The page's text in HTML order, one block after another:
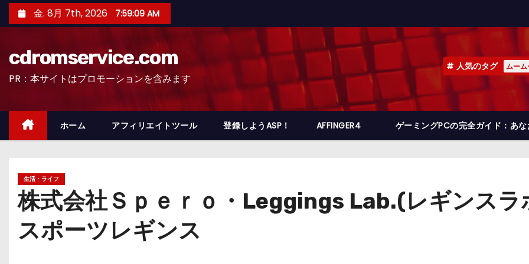
ン
ッ
金. 8月 7th, 2026 7:59:10 AM
cdromservice.com
PR：本サイトはプロモーションを含みます
人気のタグ ムー
ホーム アフィリエイトツール 登録しようASP！ AFFINGER4 ゲーミングPCの完全ガイド：あ
生活・ライフ
株式会社Ｓｐｅｒｏ・Leggings Lab.(レギンス
スポーツレギンス